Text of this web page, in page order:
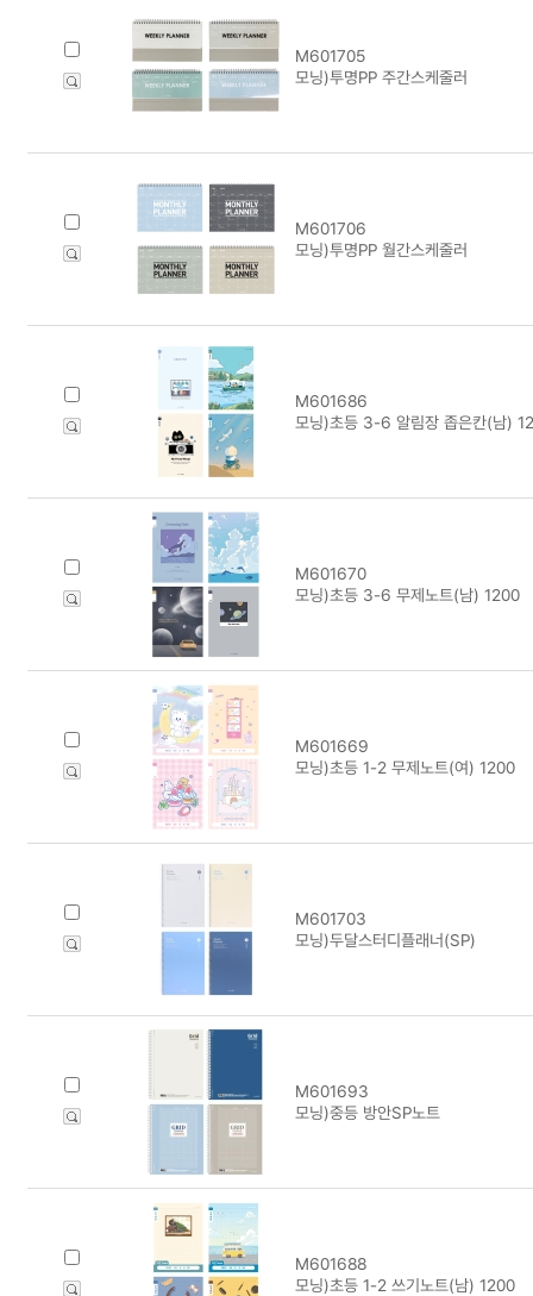
M601705
모닝)투명PP 주간스케줄러
M601706
모닝)투명PP 월간스케줄러
M601686
모닝)초등 3-6 알림장 좁은칸(남)
M601670
모닝)초등 3-6 무제노트(남) 1200
M601669
모닝)초등 1-2 무제노트(여) 1200
M601703
모닝)두달스터디플래너(SP)
M601693
모닝)중등 방안SP노트
M601688
모닝)초등 1-2 쓰기노트(남) 1200